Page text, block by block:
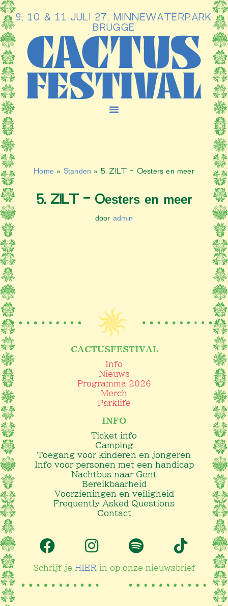
Ga
naar
de
inhoud
9, 10 & 11 JULI 27, MINNEWATERPARK
BRUGGE
Home » Standen » 5. ZILT – Oesters en meer
5. ZILT – Oesters en meer
door admin
CACTUSFESTIVAL
Info
Nieuws
Programma 2026
Merch
Parklife
INFO
Ticket info
Camping
Toegang voor kinderen en jongeren
Info voor personen met een handicap
Nachtbus naar Gent
Bereikbaarheid
Voorzieningen en veiligheid
Frequently Asked Questions
Contact
Schrijf je HIER in op onze nieuwsbrief